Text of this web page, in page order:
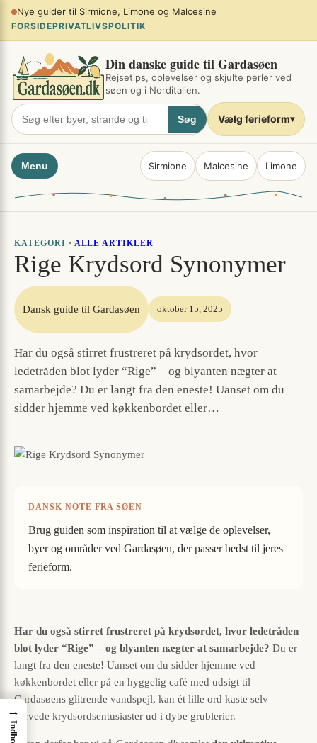
Spring
indhold
Planlæg sommerferien ved søen
FORSIDEPRIVATLIVSPOLITIK
Din danske guide til Gardasøen
Rejsetips, oplevelser og skjulte perler ved
søen og i Norditalien.
Søg Vælg ferieform▾
Menu Sirmione Malcesine Limone
KATEGORI · ALLE ARTIKLER
Rige Krydsord Synonymer
Dansk guide til Gardasøen oktober 15, 2025
Har du også stirret frustreret på krydsordet, hvor
ledetråden blot lyder “Rige” – og blyanten nægter at
samarbejde? Du er langt fra den eneste! Uanset om du
sidder hjemme ved køkkenbordet eller…
DANSK NOTE FRA SØEN
Brug guiden som inspiration til at vælge de oplevelser,
byer og områder ved Gardasøen, der passer bedst til jeres
ferieform.
Har du også stirret frustreret på krydsordet, hvor ledetråden
blot lyder “Rige” – og blyanten nægter at samarbejde? Du er
langt fra den eneste! Uanset om du sidder hjemme ved
køkkenbordet eller på en hyggelig café med udsigt til
Gardasøens glitrende vandspejl, kan ét lille ord kaste selv
garvede krydsordsentusiaster ud i dybe grublerier.
→
Indhold